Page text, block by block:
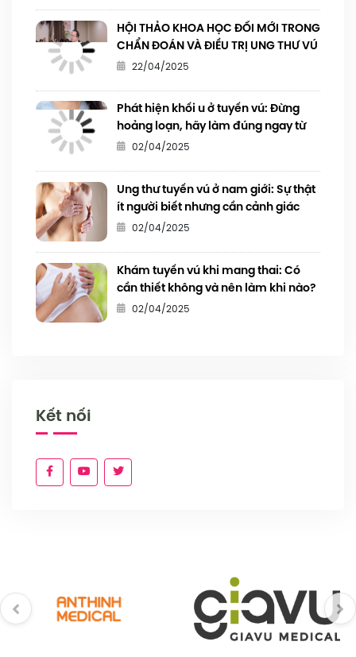
sức khỏe toàn diện với chi phí chỉ từ
3.000.000 đồng,
HỘI THẢO KHOA HỌC ĐỔI MỚI TRONG
CHẨN ĐOÁN VÀ ĐIỀU TRỊ UNG THƯ VÚ
22/04/2025
Phát hiện khối u ở tuyến vú: Đừng
hoảng loạn, hãy làm đúng ngay từ
đầu02/04/2025
Ung thư tuyến vú ở nam giới: Sự thật
ít người biết nhưng cần cảnh giác
02/04/2025
Khám tuyến vú khi mang thai: Có
cần thiết không và nên làm khi nào?
02/04/2025
Kết nối